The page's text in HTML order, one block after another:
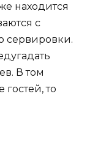
находится
с
сервировки.
В том
гостей, то